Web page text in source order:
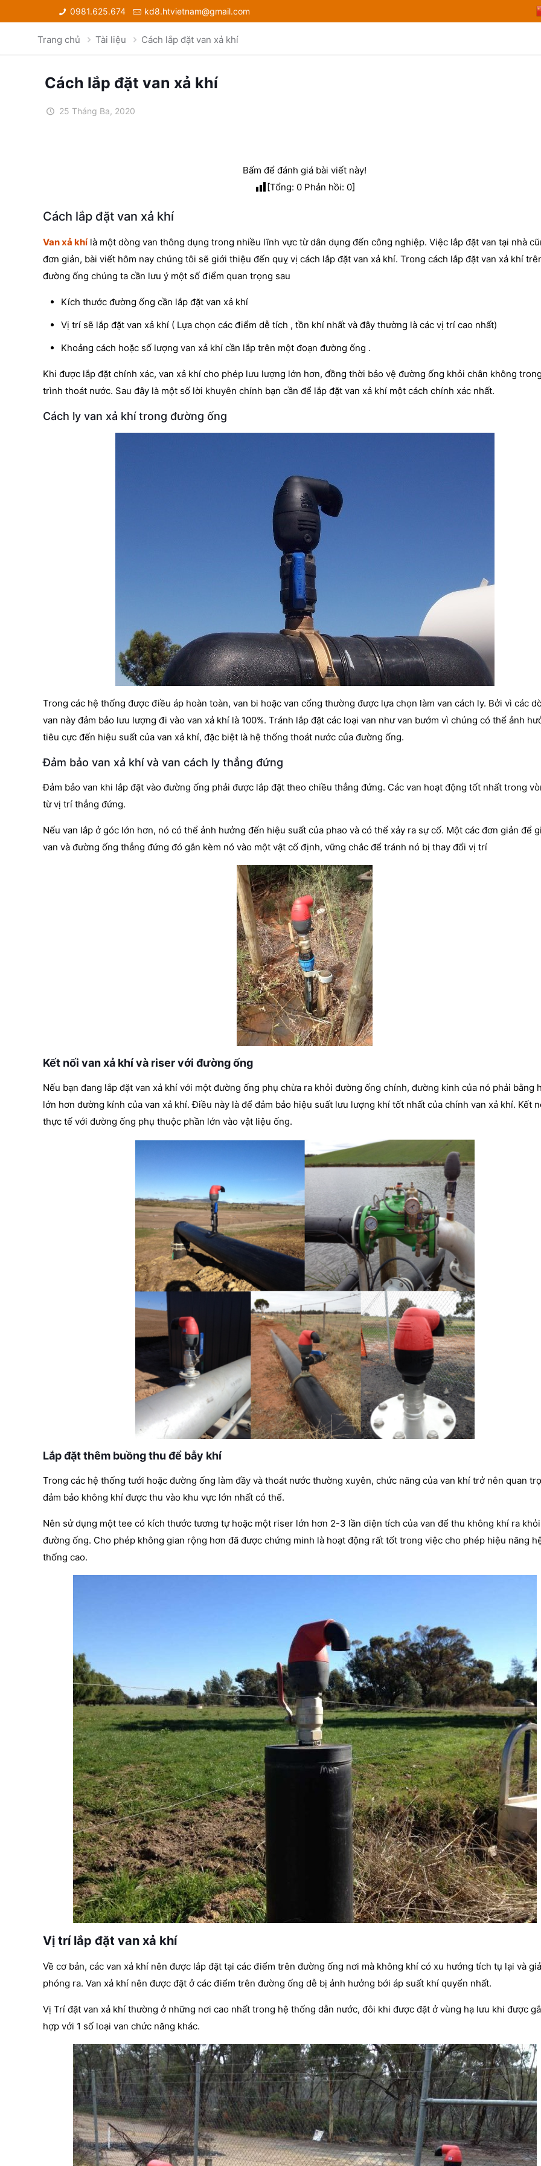
0981.625.674 kd8.htvietnam@gmail.com
Trang chủ Tài liệu Cách lắp đặt van xả khí
Cách lắp đặt van xả khí
25 Tháng Ba, 2020
Bấm để đánh giá bài viết này!
[Tổng: 0Phản hồi: 0]
Cách lắp đặt van xả khí
Van xả khílà một dòng van thông dụng trong nhiều lĩnh vực từ dân dụng đến công nghiệp. Việc lắp đặt van tại nhà
đơn giản, bài viết hôm nay chúng tôi sẽ giới thiệu đến quỵ vị cách lắp đặt van xả khí. Trong cách lắp đặt van xả khí
đường ống chúng ta cần lưu ý một số điểm quan trọng sau
Kích thước đường ống cần lắp đặt van xả khí
Vị trí sẽ lắp đặt van xả khí ( Lựa chọn các điểm dễ tích , tồn khí nhất và đây thường là các vị trí cao nhất)
Khoảng cách hoặc số lượng van xả khí cần lắp trên một đoạn đường ống .
Khi được lắp đặt chính xác, van xả khí cho phép lưu lượng lớn hơn, đồng thời bảo vệ đường ống khỏi chân không
trình thoát nước. Sau đây là một số lời khuyên chính bạn cần để lắp đặt van xả khí một cách chính xác nhất.
Cách ly van xả khí trong đường ống
Trong các hệ thống được điều áp hoàn toàn, van bi hoặc van cổng thường được lựa chọn làm van cách ly. Bởi vì các
van này đảm bảo lưu lượng đi vào van xả khí là 100%. Tránh lắp đặt các loại van như van bướm vì chúng có thể ảnh
tiêu cực đến hiệu suất của van xả khí, đặc biệt là hệ thống thoát nước của đường ống.
Đảm bảo van xả khí và van cách ly thẳng đứng
Đảm bảo van khi lắp đặt vào đường ống phải được lắp đặt theo chiều thẳng đứng. Các van hoạt động tốt nhất trong
từ vị trí thẳng đứng.
Nếu van lắp ở góc lớn hơn, nó có thể ảnh hưởng đến hiệu suất của phao và có thể xảy ra sự cố. Một các đơn giản để
van và đường ống thẳng đứng đó gắn kèm nó vào một vật cố định, vững chắc để tránh nó bị thay đổi vị trí
Kết nối van xả khí và riser với đường ống
Nếu bạn đang lắp đặt van xả khí với một đường ống phụ chừa ra khỏi đường ống chính, đường kinh của nó phải bằng
lớn hơn đường kính của van xả khí. Điều này là để đảm bảo hiệu suất lưu lượng khí tốt nhất của chính van xả khí. Kết
thực tế với đường ống phụ thuộc phần lớn vào vật liệu ống.
Lắp đặt thêm buồng thu để bẫy khí
Trong các hệ thống tưới hoặc đường ống làm đầy và thoát nước thường xuyên, chức năng của van khí trở nên quan
đảm bảo không khí được thu vào khu vực lớn nhất có thể.
Nên sử dụng một tee có kích thước tương tự hoặc một riser lớn hơn 2-3 lần diện tích của van để thu không khí ra khỏi
đường ống. Cho phép không gian rộng hơn đã được chứng minh là hoạt động rất tốt trong việc cho phép hiệu năng
thống cao.
Vị trí lắp đặt van xả khí
Về cơ bản, các van xả khí nên được lắp đặt tại các điểm trên đường ống nơi mà không khí có xu hướng tích tụ lại và
phóng ra. Van xả khí nên được đặt ở các điểm trên đường ống dễ bị ảnh hưởng bới áp suất khí quyển nhất.
Vị Trí đặt van xả khí thường ở những nơi cao nhất trong hệ thống dẫn nước, đôi khi được đặt ở vùng hạ lưu khi được
hợp với 1 số loại van chức năng khác.